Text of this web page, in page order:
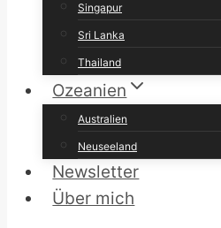
Singapur
Sri Lanka
Thailand
Ozeanien
Australien
Neuseeland
Newsletter
Über mich